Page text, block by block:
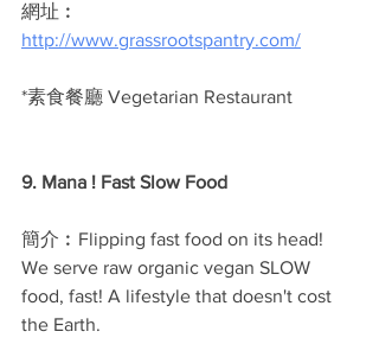
網址︰
http://www.grassrootspantry.com/
*素食餐廳 Vegetarian Restaurant
9. Mana ! Fast Slow Food
簡介︰Flipping fast food on its head!
We serve raw organic vegan SLOW
food, fast! A lifestyle that doesn't cost
the Earth.